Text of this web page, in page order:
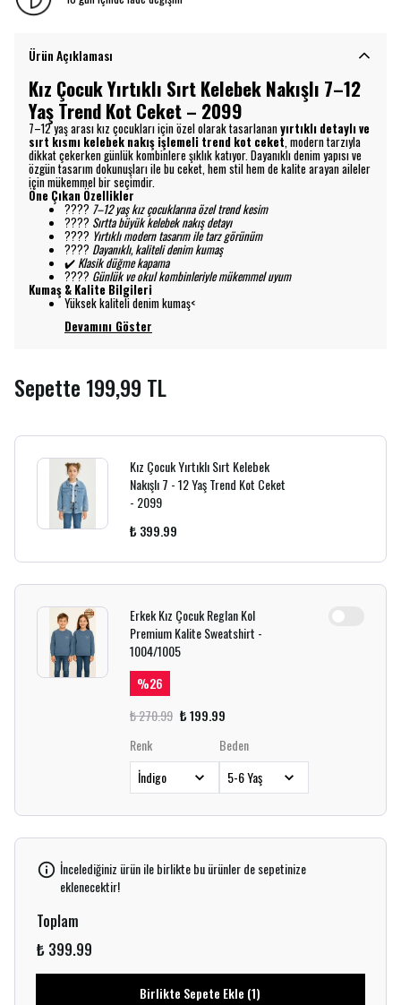
Ürün Açıklaması
Kız Çocuk Yırtıklı Sırt Kelebek Nakışlı 7–12
Yaş Trend Kot Ceket – 2099
7–12 yaş arası kız çocukları için özel olarak tasarlananyırtıklı detaylı ve
sırt kısmı kelebek nakış işlemeli trend kot ceket, modern tarzıyla
dikkat çekerken günlük kombinlere şıklık katıyor. Dayanıklı denim yapısı ve
özgün tasarım dokunuşları ile bu ceket, hem stil hem de kalite arayan aileler
için mükemmel bir seçimdir.
Öne Çıkan Özellikler
???? 7–12 yaş kız çocuklarına özel trend kesim
???? Sırtta büyük kelebek nakış detayı
???? Yırtıklı modern tasarım ile tarz görünüm
???? Dayanıklı, kaliteli denim kumaş
✔️ Klasik düğme kapama
???? Günlük ve okul kombinleriyle mükemmel uyum
Kumaş & Kalite Bilgileri
Yüksek kaliteli denim kumaş<
Devamını Göster
Sepette 199,99 TL
Kız Çocuk Yırtıklı Sırt Kelebek
Nakışlı 7 - 12 Yaş Trend Kot Ceket
- 2099
₺ 399.99
Erkek Kız Çocuk Reglan Kol
Premium Kalite Sweatshirt -
1004/1005
%26
₺ 270.99 ₺ 199.99
Renk
Beden
İncelediğiniz ürün ile birlikte bu ürünler de sepetinize
eklenecektir!
Toplam
₺ 399.99
Birlikte Sepete Ekle (1)